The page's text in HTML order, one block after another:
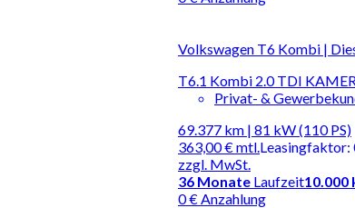
Volkswagen T6 Kombi |
T6.1 Kombi 2.0 TDI
Privat- &
69.377 km | 81 kW (110 PS)
363,00 €mtl.
zzgl. MwSt.
Leasingfaktor:
36 Monate Laufzeit10.000
0 € Anzahlung